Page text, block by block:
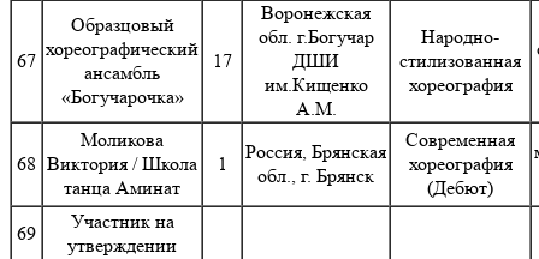
67
Образцовый
хореографический
ансамбль
«Богучарочка»
17
Воронежская
обл. г.Богучар
ДШИ
им.Кищенко
А.М.
Народно-
стилизованная
хореография
68
Моликова
Виктория / Школа
танца Аминат
1
Россия, Брянская
обл., г. Брянск
Современная
хореография
(Дебют)
69
Участник на
утверждении